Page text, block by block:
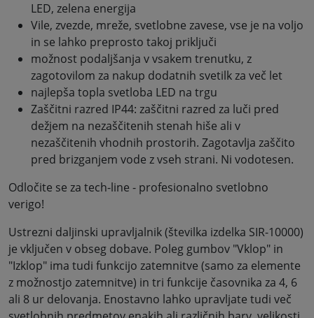
LED, zelena energija
Vile, zvezde, mreže, svetlobne zavese, vse je na voljo
in se lahko preprosto takoj priključi
možnost podaljšanja v vsakem trenutku, z
zagotovilom za nakup dodatnih svetilk za več let
najlepša topla svetloba LED na trgu
Zaščitni razred IP44: zaščitni razred za luči pred
dežjem na nezaščitenih stenah hiše ali v
nezaščitenih vhodnih prostorih. Zagotavlja zaščito
pred brizganjem vode z vseh strani. Ni vodotesen.
Odločite se za tech-line - profesionalno svetlobno
verigo!
Ustrezni daljinski upravljalnik (številka izdelka SIR-10000)
je vključen v obseg dobave. Poleg gumbov "Vklop" in
"Izklop" ima tudi funkcijo zatemnitve (samo za elemente
z možnostjo zatemnitve) in tri funkcije časovnika za 4, 6
ali 8 ur delovanja. Enostavno lahko upravljate tudi več